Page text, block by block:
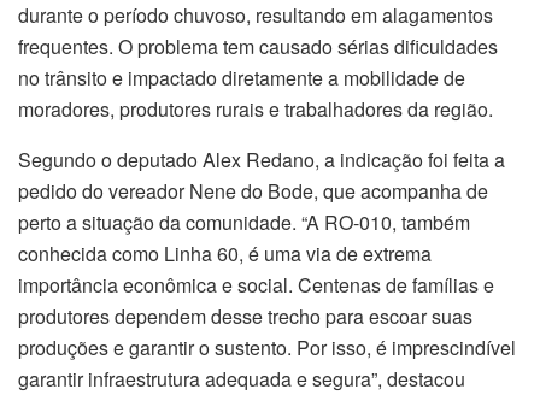
durante o período chuvoso, resultando em alagamentos
frequentes. O problema tem causado sérias dificuldades
no trânsito e impactado diretamente a mobilidade de
moradores, produtores rurais e trabalhadores da região.
Segundo o deputado Alex Redano, a indicação foi feita a
pedido do vereador Nene do Bode, que acompanha de
perto a situação da comunidade. “A RO-010, também
conhecida como Linha 60, é uma via de extrema
importância econômica e social. Centenas de famílias e
produtores dependem desse trecho para escoar suas
produções e garantir o sustento. Por isso, é imprescindível
garantir infraestrutura adequada e segura”, destacou